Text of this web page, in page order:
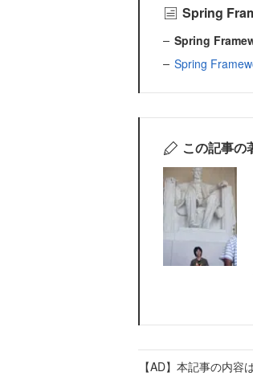
Spring
Spring
Spring
この記事の
【AD】本記事の内